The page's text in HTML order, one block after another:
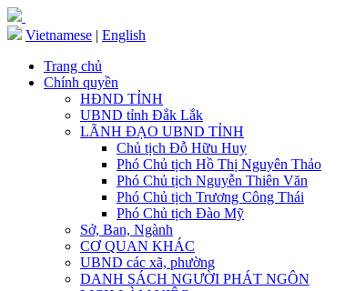
Vietnamese | English
Trang chủ
Chính quyền
HĐND TỈNH
UBND tỉnh Đắk Lắk
LÃNH ĐẠO UBND TỈNH
Chủ tịch Đỗ Hữu Huy
Phó Chủ tịch Hồ Thị Nguyên Thảo
Phó Chủ tịch Nguyễn Thiên Văn
Phó Chủ tịch Trương Công Thái
Phó Chủ tịch Đào Mỹ
Sở, Ban, Ngành
CƠ QUAN KHÁC
UBND các xã, phường
DANH SÁCH NGƯỜI PHÁT NGÔN